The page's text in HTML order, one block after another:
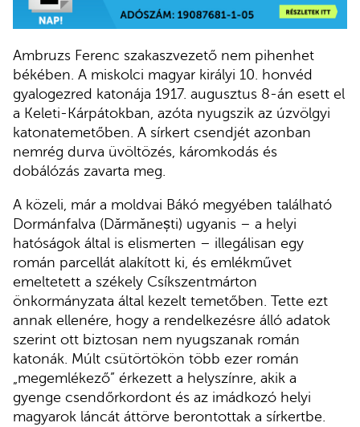
Ambruzs Ferenc szakaszvezető nem pihenhet
békében. A miskolci magyar királyi 10. honvéd
gyalogezred katonája 1917. augusztus 8-án esett el
a Keleti-Kárpátokban, azóta nyugszik az úzvölgyi
katonatemetőben. A sírkert csendjét azonban
nemrég durva üvöltözés, káromkodás és
dobálózás zavarta meg.
A közeli, már a moldvai Bákó megyében található
Dormánfalva (Dărmănești) ugyanis – a helyi
hatóságok által is elismerten – illegálisan egy
román parcellát alakított ki, és emlékművet
emeltetett a székely Csíkszentmárton
önkormányzata által kezelt temetőben. Tette ezt
annak ellenére, hogy a rendelkezésre álló adatok
szerint ott biztosan nem nyugszanak román
katonák. Múlt csütörtökön több ezer román
„megemlékező” érkezett a helyszínre, akik a
gyenge csendőrkordont és az imádkozó helyi
magyarok láncát áttörve berontottak a sírkertbe.